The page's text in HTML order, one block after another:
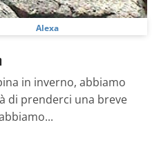
Alexa
in inverno, abbiamo
di prenderci una breve